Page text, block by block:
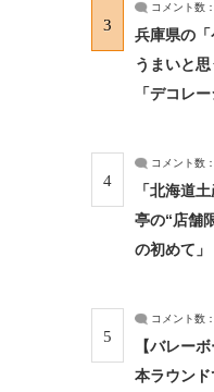
3
コメント数：
兵庫県の
うまいと
「デコレ
4
コメント数：
「北海道
亭の“店舗
の初めて」
5
コメント数：
【バレー
本ラウン